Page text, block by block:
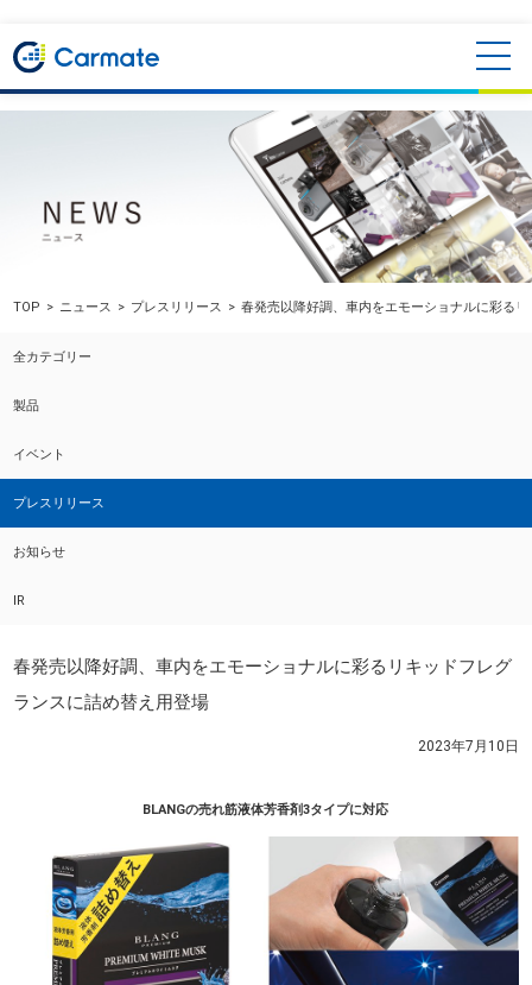
TOP ニュース プレスリリース 春発売以降好調、車内をエモーショナルに彩る
全カテゴリー
製品
イベント
プレスリリース
お知らせ
IR
春発売以降好調、車内をエモーショナルに彩るリキッドフレグ
ランスに詰め替え用登場
2023年7月10日
BLANGの売れ筋液体芳香剤3タイプに対応